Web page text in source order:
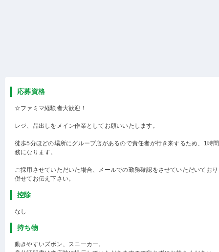
応募資格
☆ファミマ経験者大歓迎！
レジ、品出しをメイン作業としてお願いいたします。
徒歩5分ほどの場所にグループ店があるので責任者が行き来するため、1時
務になります。
ご採用させていただいた場合、メールでの勤務確認をさせていただいてお
併せてお伝え下さい。
控除
なし
持ち物
動きやすいズボン、スニーカー。